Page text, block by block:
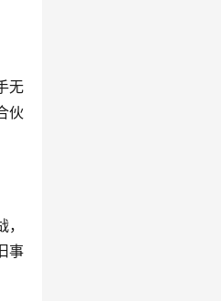
无
伙
事